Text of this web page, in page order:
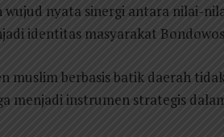
nyata sinergi antara nilai-
identitas masyarakat
muslim berbasis batik daerah
menjadi instrumen strategis